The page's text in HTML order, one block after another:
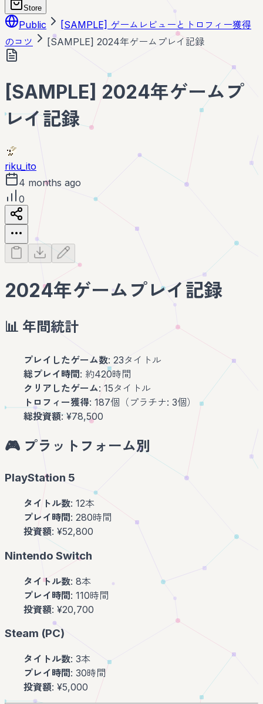
Store
Public
[SAMPLE] ゲームレビューとトロフィー獲得
のコツ
[SAMPLE] 2024年ゲームプレイ記録
[SAMPLE] 2024年ゲームプ
レイ記録
riku_ito
4 months ago
0
2024年ゲームプレイ記録
📊 年間統計
プレイしたゲーム数: 23タイトル
総プレイ時間: 約420時間
クリアしたゲーム: 15タイトル
トロフィー獲得: 187個（プラチナ: 3個）
総投資額: ¥78,500
🎮 プラットフォーム別
PlayStation 5
タイトル数: 12本
プレイ時間 : 280時間
投資額: ¥52,800
Nintendo Switch
タイトル数: 8本
プレイ時間: 110時間
投資額: ¥20,700
Steam (PC)
タイトル数: 3本
プレイ時間 : 30時間
投資額: ¥5,000